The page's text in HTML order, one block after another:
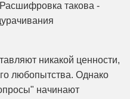
такова -
никакой ценности,
любопытства. Однако
начинают